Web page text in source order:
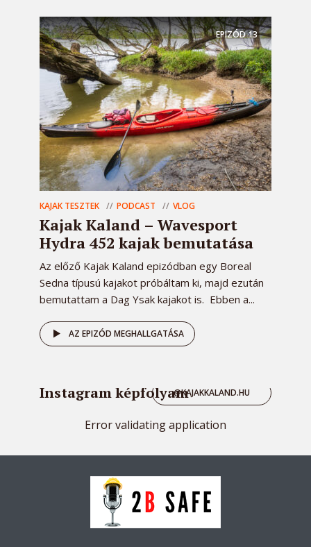
EPIZÓD13
KAJAK TESZTEK PODCAST VLOG
Kajak Kaland – Wavesport
Hydra 452 kajak bemutatása
Az előző Kajak Kaland epizódban egy Boreal
Sedna típusú kajakot próbáltam ki, majd ezután
bemutattam a Dag Ysak kajakot is. Ebben a...
AZ EPIZÓD MEGHALLGATÁSA
Instagram képfolyam@KAJAKKALAND.HU
Error validating application